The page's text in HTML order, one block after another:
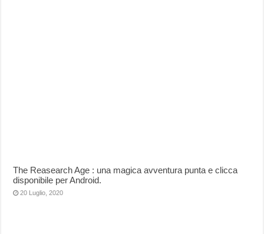
The Reasearch Age : una magica avventura punta e clicca
disponibile per Android.
20 Luglio, 2020